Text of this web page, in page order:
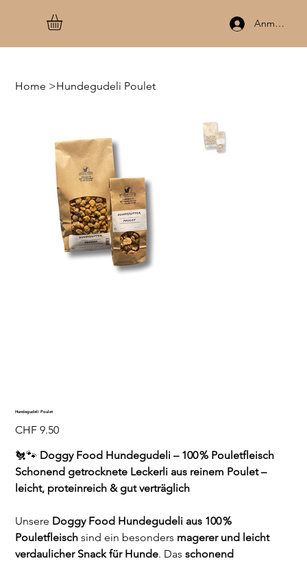
Anmelden
Home >Hundegudeli Poulet
Hundegudeli Poulet
Preis
CHF 9.50
🐔🐾 Doggy Food Hundegudeli – 100 % Pouletfleisch
Schonend getrocknete Leckerli aus reinem Poulet –
leicht, proteinreich & gut verträglich
Unsere Doggy Food Hundegudeli aus 100 %
Pouletfleisch sind ein besonders magerer und leicht
verdaulicher Snack für Hunde. Dasschonend